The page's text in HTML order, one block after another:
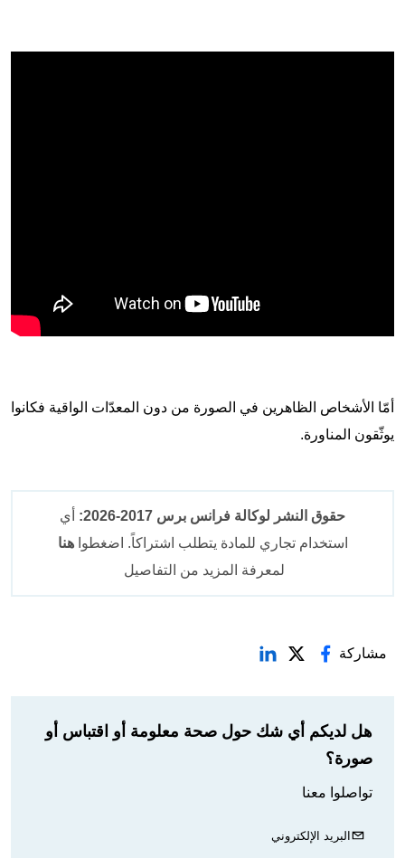
أمّا الأشخاص الظاهرين في الصورة من دون المعدّات الواقية فكانوا
يوثّقون المناورة.
حقوق النشر لوكالة فرانس برس 2017-2026:
أي
استخدام تجاري للمادة يتطلب اشتراكاً. اضغطواهنا
لمعرفة المزيد من التفاصيل
مشاركة
هل لديكم أي شك حول صحة معلومة أو اقتباس أو
صورة؟
تواصلوا معنا
البريد الإلكتروني